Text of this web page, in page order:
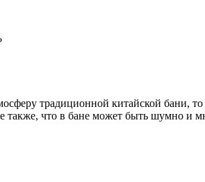
традиционной китайской бани,
также, что в бане может быть шумно и